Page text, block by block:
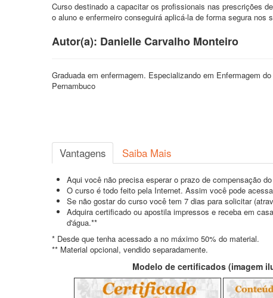
Curso destinado a capacitar os profissionais nas prescrições
o aluno e enfermeiro conseguirá aplicá-la de forma segura nos
Autor(a): Danielle Carvalho Monteiro
Graduada em enfermagem. Especializando em Enfermagem
Pernambuco
Vantagens Saiba Mais
Aqui você não precisa esperar o prazo de compensação
O curso é todo feito pela Internet. Assim você pode
Se não gostar do curso você tem 7 dias para solicitar
Adquira certificado ou apostila impressos e receba em
d'água.**
* Desde que tenha acessado a no máximo 50% do material.
** Material opcional, vendido separadamente.
Modelo de certificados (imagem